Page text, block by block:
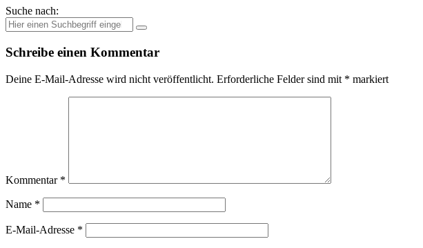
Suche nach:
Schreibe einen Kommentar
Deine E-Mail-Adresse wird nicht veröffentlicht. Erforderliche Felder sind mit * markiert
Kommentar *
Name *
E-Mail-Adresse *